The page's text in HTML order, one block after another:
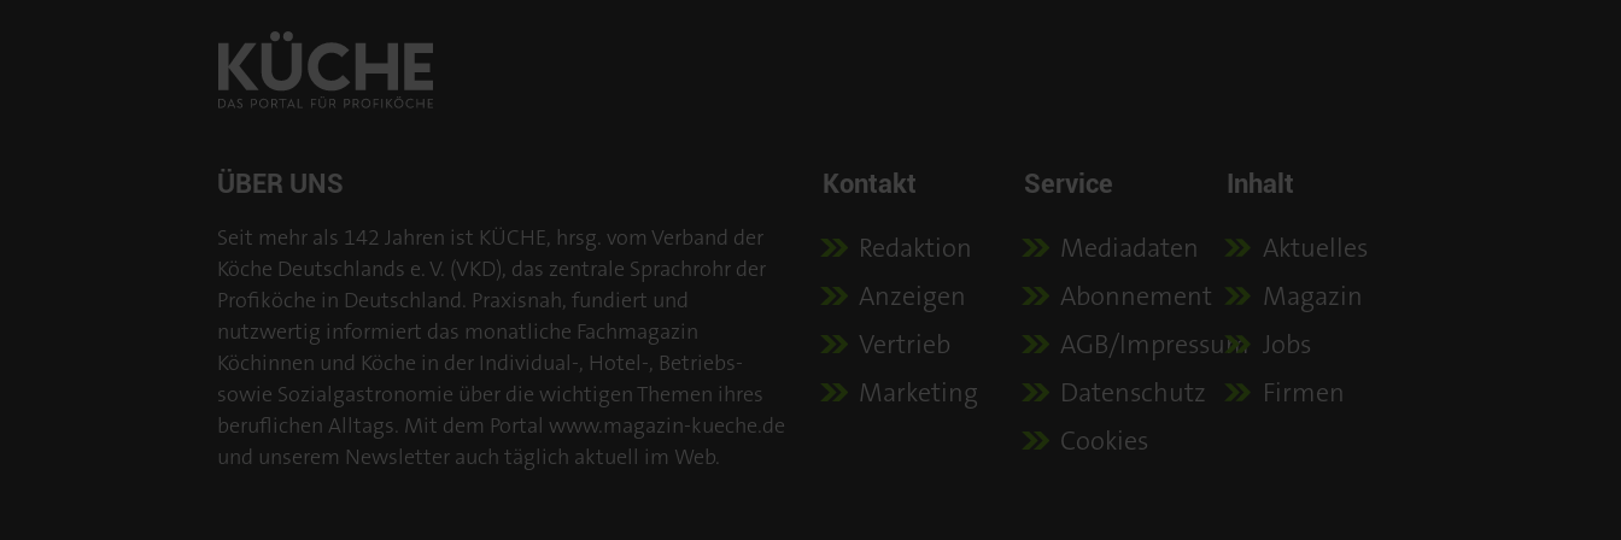
ÜBER UNS
Seit mehr als 142 Jahren ist KÜCHE, hrsg. vom Verband der
Köche Deutschlands e. V. (VKD), das zentrale Sprachrohr der
Profiköche in Deutschland. Praxisnah, fundiert und
nutzwertig informiert das monatliche Fachmagazin
Köchinnen und Köche in der Individual-, Hotel-, Betriebs-
sowie Sozialgastronomie über die wichtigen Themen ihres
beruflichen Alltags. Mit dem Portal www.magazin-kueche.de
und unserem Newsletter auch täglich aktuell im Web.
Kontakt
Redaktion
Anzeigen
Vertrieb
Marketing
Service
Mediadaten
Abonnement
AGB/Impressum
Datenschutz
Cookies
Inhalt
Aktuelles
Magazin
Jobs
Firmen